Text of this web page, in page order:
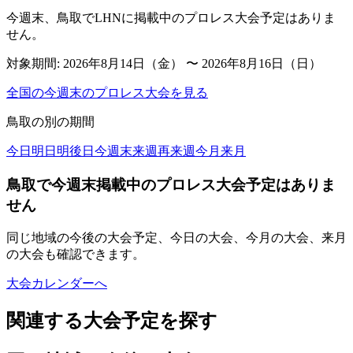
今週末、鳥取でLHNに掲載中のプロレス大会予定はありま
せん。
対象期間: 2026年8月14日（金） 〜 2026年8月16日（日）
全国の今週末のプロレス大会を見る
鳥取の別の期間
今日 明日 明後日 今週末来週再来週今月 来月
鳥取で今週末掲載中のプロレス大会予定はありま
せん
同じ地域の今後の大会予定、今日の大会、今月の大会、来月
の大会も確認できます。
大会カレンダーへ
関連する大会予定を探す